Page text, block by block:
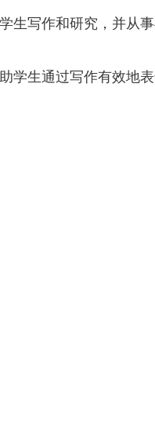
生写作和研究，并从
学生通过写作有效地